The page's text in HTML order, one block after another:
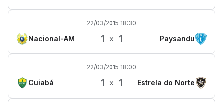
22/03/2015 18:30
Nacional-AM 1 × 1 Paysandu
22/03/2015 18:00
Cuiabá 1 × 1 Estrela do Norte